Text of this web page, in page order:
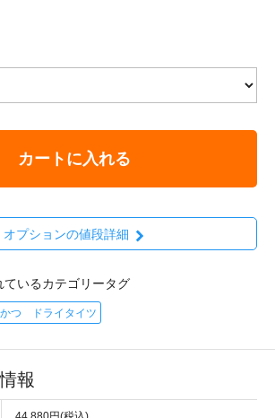
カートに入れる
オプションの値段詳細
ているカテゴリータグ
つ ドライタイツ
報